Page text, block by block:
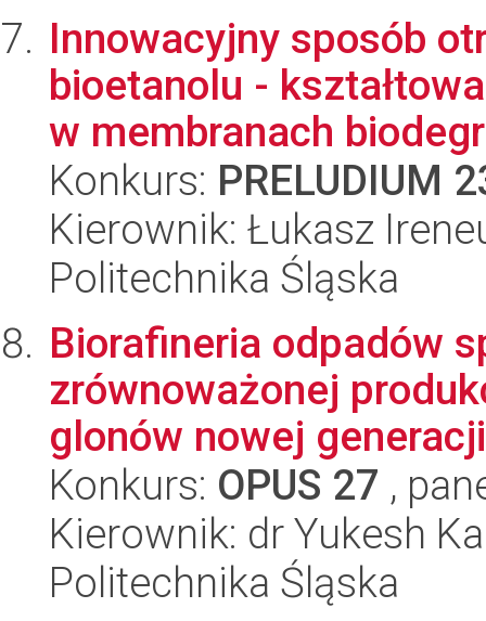
Innowacyjny sposób
bioetanolu -
w membranach
Konkurs: PRELUDIUM
Kierownik: Łukasz
Politechnika Śląska
Biorafineria odpadów
zrównoważonej
glonów nowej generacji
Konkurs: OPUS 27 ,
Kierownik: dr Yukesh
Politechnika Śląska